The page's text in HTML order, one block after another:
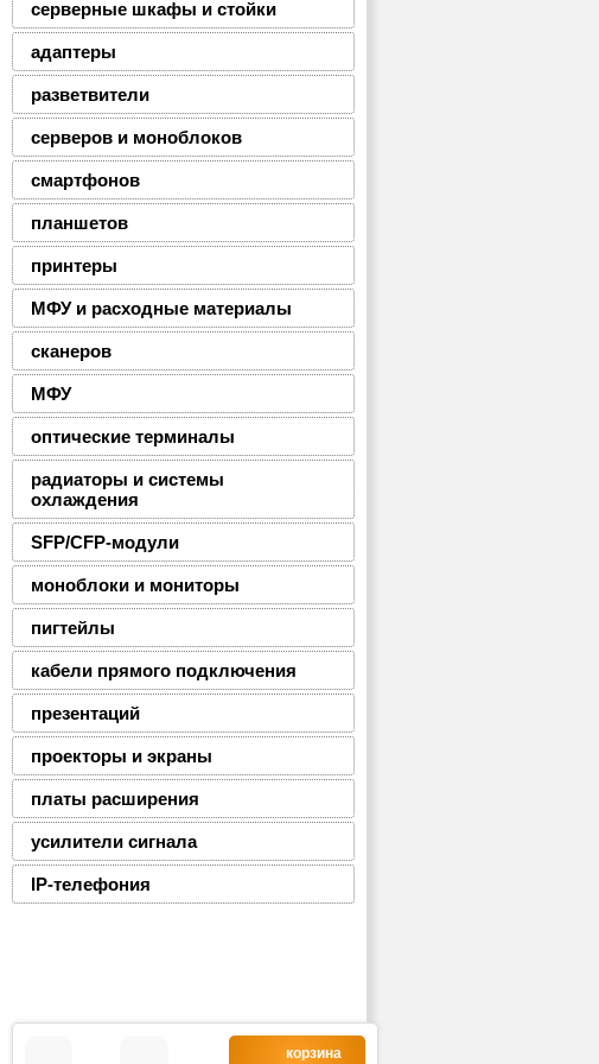
серверные шкафы и стойки
адаптеры
разветвители
серверов и моноблоков
смартфонов
планшетов
принтеры
МФУ и расходные материалы
сканеров
МФУ
оптические терминалы
радиаторы и системы
охлаждения
SFP/CFP-модули
моноблоки и мониторы
пигтейлы
кабели прямого подключения
презентаций
проекторы и экраны
платы расширения
усилители сигнала
IP-телефония
корзина